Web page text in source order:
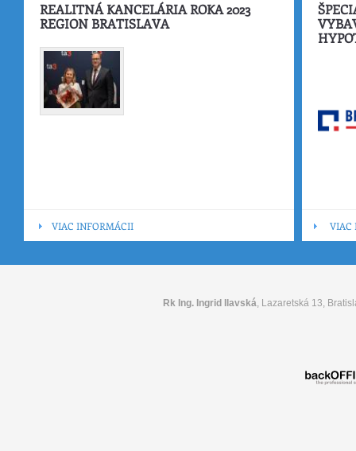
REALITNÁ KANCELÁRIA ROKA 2023
REGION BRATISLAVA
VIAC INFORMÁCII VIAC
Rk Ing. Ingrid Ilavská, Lazaretská 13,